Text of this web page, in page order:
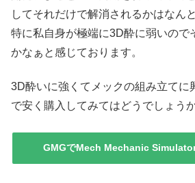
してそれだけで解消されるかはなん
特に私自身が極端に3D酔に弱いので
かなぁと感じております。
3D酔いに強くてメックの組み立てに
で安く購入してみてはどうでしょうか
GMGでMech Mechanic